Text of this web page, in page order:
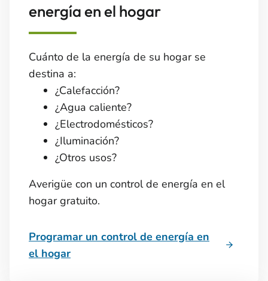
energía en el hogar
Cuánto de la energía de su hogar se
destina a:
¿Calefacción?
¿Agua caliente?
¿Electrodomésticos?
¿Iluminación?
¿Otros usos?
Averigüe con un control de energía en el
hogar gratuito.
Programar un control de energía en
el hogar